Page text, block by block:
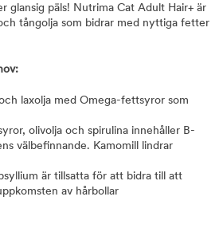
glansig päls! Nutrima Cat Adult Hair+ är
tångolja som bidrar med nyttiga fetter
laxolja med Omega-fettsyror som
olivolja och spirulina innehåller B-
välbefinnande. Kamomill lindrar
är tillsatta för att bidra till att
av hårbollar